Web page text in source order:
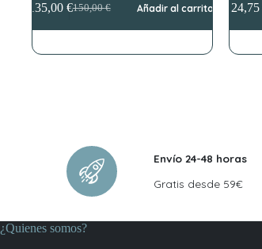
150,00€
El
precio
era:
135,00 €El
precio
es:
Añadir al carrito 24,75
Envío 24-48 horas
Gratis desde 59€
¿Quienes somos?